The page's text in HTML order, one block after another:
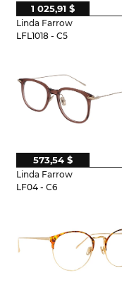
Linda Farrow
LFL1018 - C5
1 025,91 $
Linda Farrow
LF04 - C6
573,54 $